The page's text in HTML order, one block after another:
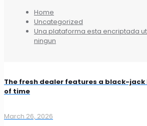
Home
Uncategorized
Una plataforma esta encriptada
ningun
The fresh dealer features a black-
of time
March 26, 2026